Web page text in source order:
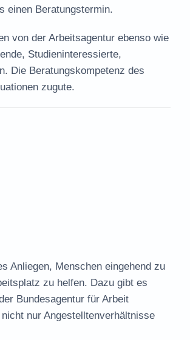
einen Beratungstermin.
von der Arbeitsagentur ebenso wie
Studieninteressierte,
Die Beratungskompetenz des
zugute.
Anliegen, Menschen eingehend zu
zu helfen. Dazu gibt es
Bundesagentur für Arbeit
nur Angestelltenverhältnisse